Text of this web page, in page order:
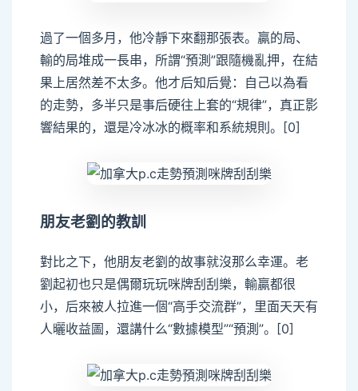
過了一個多月，他冷靜下來翻那張表。贏的局、
輸的局堆成一長串，所謂“預測”跟隨機亂押，在結
果上居然差不太多。他才后知后覺：自己以為看
的走勢，多半只是事后硬往上套的“規律”，真正影
響結果的，還是冷冰冰的概率和系統規則。[0]
朋友老劉的教訓
對比之下，他朋友老劉的故事就沒那么幸運。老
劉起初也只是偶爾玩玩咪牌刮刮樂，輸贏都很
小，后來被人拉進一個“高手交流群”，里面天天有
人曬收益圖，還講什么“數據模型”“預測”。[0]